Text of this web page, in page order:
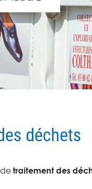
déchets
traitement des